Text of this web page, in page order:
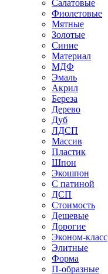
Салатовые
Фиолетовые
Мятные
Золотые
Синие
Материал
МДФ
Эмаль
Акрил
Береза
Дерево
Дуб
ЛДСП
Массив
Пластик
Шпон
Экошпон
С патиной
ДСП
Стоимость
Дешевые
Дорогие
Эконом-класс
Элитные
Форма
П-образные